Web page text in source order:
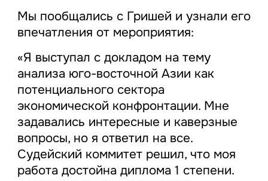
Мы пообщались с Гришей и узнали его
впечатления от мероприятия:
«Я выступал с докладом на тему
анализа юго-восточной Азии как
потенциального сектора
экономической конфронтации. Мне
задавались интересные и каверзные
вопросы, но я ответил на все.
Судейский коммитет решил, что моя
работа достойна диплома 1 степени.